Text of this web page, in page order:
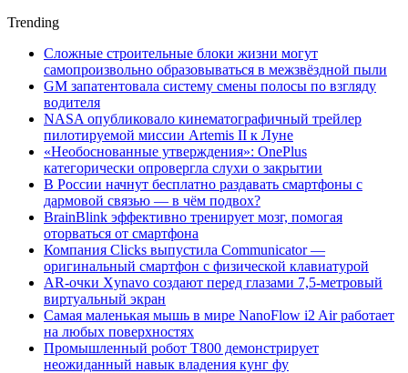
Trending
Сложные строительные блоки жизни могут
самопроизвольно образовываться в межзвёздной пыли
GM запатентовала систему смены полосы по взгляду
водителя
NASA опубликовало кинематографичный трейлер
пилотируемой миссии Artemis II к Луне
«Необоснованные утверждения»: OnePlus
категорически опровергла слухи о закрытии
В России начнут бесплатно раздавать смартфоны с
дармовой связью — в чём подвох?
BrainBlink эффективно тренирует мозг, помогая
оторваться от смартфона
Компания Clicks выпустила Communicator —
оригинальный смартфон с физической клавиатурой
AR-очки Xynavo создают перед глазами 7,5-метровый
виртуальный экран
Самая маленькая мышь в мире NanoFlow i2 Air работает
на любых поверхностях
Промышленный робот Т800 демонстрирует
неожиданный навык владения кунг фу